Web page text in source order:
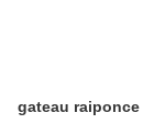
gateau raiponce